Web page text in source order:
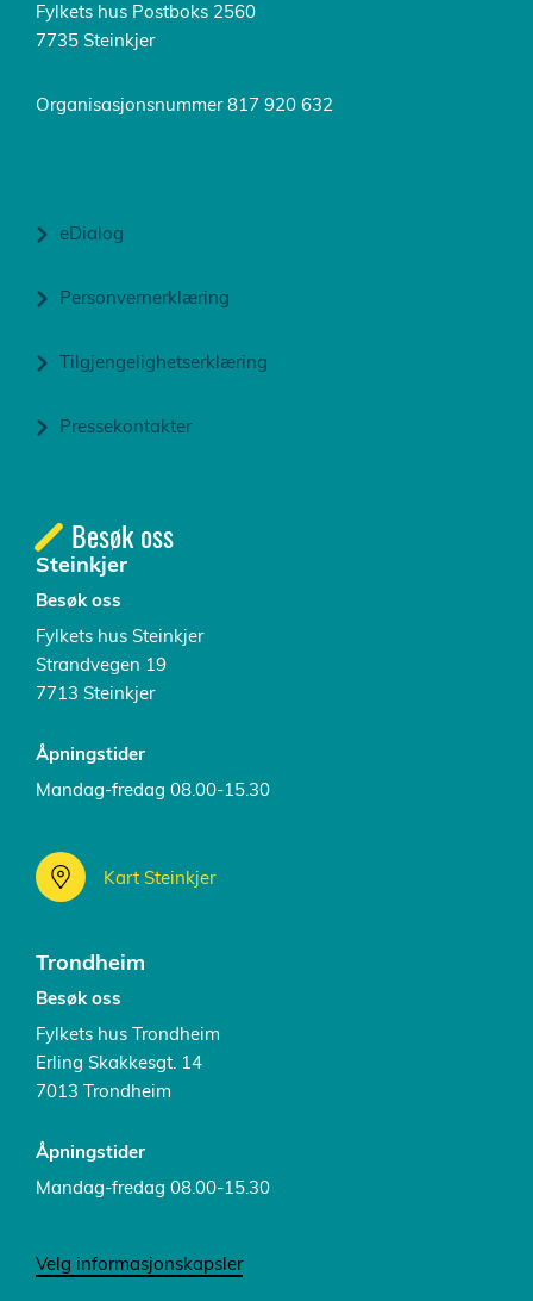
Fylkets hus Postboks 2560
7735 Steinkjer
Organisasjonsnummer 817 920 632
eDialog
Personvernerklæring
Tilgjengelighetserklæring
Pressekontakter
Besøk oss
Steinkjer
Besøk oss
Fylkets hus Steinkjer
Strandvegen 19
7713 Steinkjer
Åpningstider
Mandag-fredag 08.00-15.30
Kart Steinkjer
Trondheim
Besøk oss
Fylkets hus Trondheim
Erling Skakkesgt. 14
7013 Trondheim
Åpningstider
Mandag-fredag 08.00-15.30
Velg informasjonskapsler